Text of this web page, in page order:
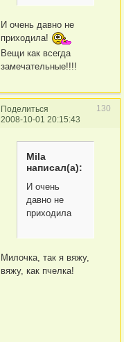
И очень давно не
приходила!
Вещи как всегда
замечательные!!!!
Поделиться
130
2008-10-01 20:15:43
Mila
написал(а):
И очень
давно не
приходила
Милочка, так я вяжу,
вяжу, как пчелка!